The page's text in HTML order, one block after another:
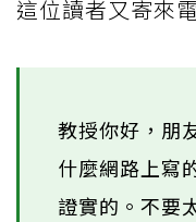
這位讀者又寄來
教授你好，朋
什麼網路上寫
證實的。不要